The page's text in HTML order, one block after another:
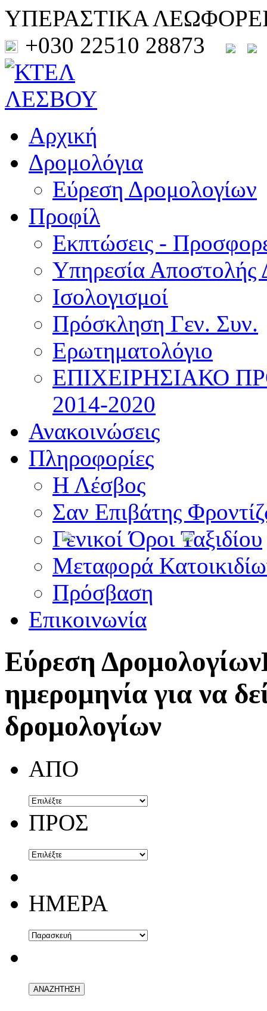
ΥΠΕΡΑΣΤΙΚΑ
+030 22510 28873
Αρχική
Δρομολόγια
Εύρεση Δρομολογίων
Προφίλ
Εκπτώσεις -
Υπηρεσία Αποστολής
Ισολογισμοί
Πρόσκληση Γεν. Συν.
Ερωτηματολόγιο
ΕΠΙΧΕΙΡΗΣΙΑΚΟ
2014-2020
Ανακοινώσεις
Πληροφορίες
Η Λέσβος
Σαν Επιβάτης
Γενικοί Όροι Ταξιδίου
Μεταφορά
Πρόσβαση
Επικοινωνία
Εύρεση Δρομολογίων
ημερομηνία για να
δρομολογίων
ΑΠΟ
ΠΡΟΣ
ΗΜΕΡΑ